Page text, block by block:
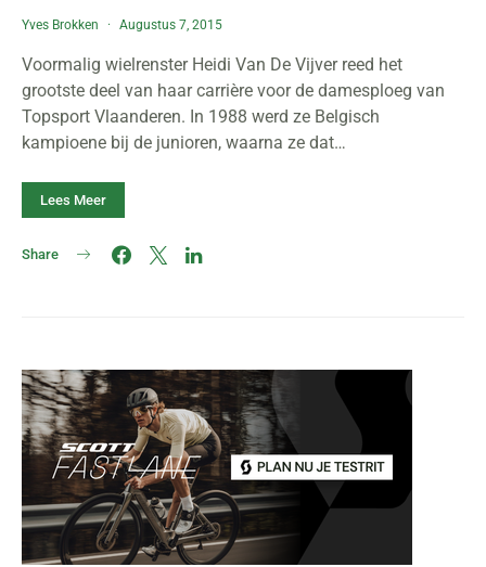
Yves Brokken Augustus 7, 2015
Voormalig wielrenster Heidi Van De Vijver reed het
grootste deel van haar carrière voor de damesploeg van
Topsport Vlaanderen. In 1988 werd ze Belgisch
kampioene bij de junioren, waarna ze dat…
Lees Meer
Share